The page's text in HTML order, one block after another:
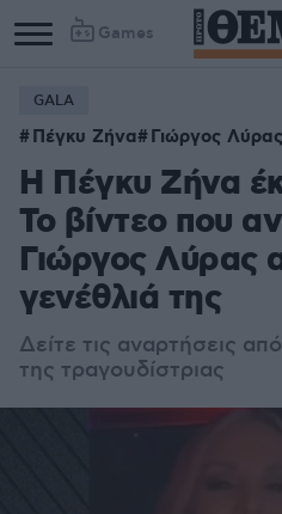
Games
GALA
Πέγκυ Ζήνα Γιώργος Λύρας
Η Πέγκυ Ζήνα
Το βίντεο που
Γιώργος Λύρας
γενέθλιά της
Δείτε τις αναρτήσεις
της τραγουδίστριας